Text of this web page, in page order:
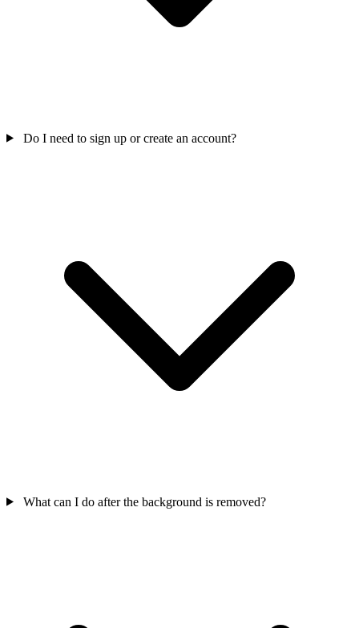
Do I need to sign up or create an account?
What can I do after the background is removed?